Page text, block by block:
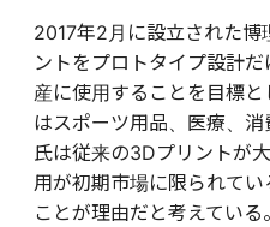
2017年2月に設立された博
ントをプロトタイプ設計
産に使用することを目標
はスポーツ用品、医療、
氏は従来の3Dプリントが
用が初期市場に限られて
ことが理由だと考えてい